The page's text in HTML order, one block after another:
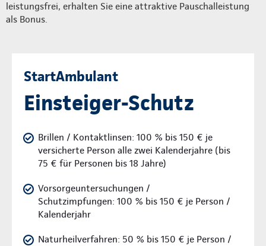
leistungsfrei, erhalten Sie eine attraktive Pauschalleistung
als Bonus.
StartAmbulant
Einsteiger-Schutz
Brillen / Kontaktlinsen: 100 % bis 150 € je
versicherte Person alle zwei Kalenderjahre (bis
75 € für Personen bis 18 Jahre)
Vorsorgeuntersuchungen /
Schutzimpfungen: 100 % bis 150 € je Person /
Kalenderjahr
Naturheilverfahren: 50 % bis 150 € je Person /